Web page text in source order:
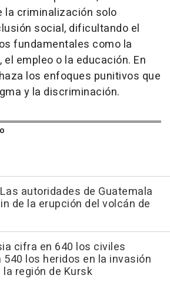
la criminalización solo
social, dificultando el
fundamentales como la
el empleo o la educación. En
los enfoques punitivos que
y la discriminación.
autoridades de Guatemala
de la erupción del volcán de
cifra en 640 los civiles
540 los heridos en la invasión
región de Kursk